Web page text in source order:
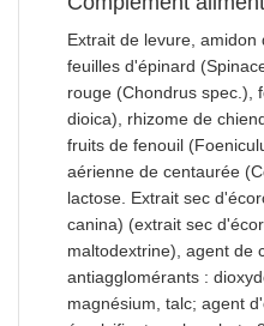
Extrait de levure, amidon
feuilles d'épinard
rouge (Chondrus spec.),
dioica), rhizome de
fruits de fenouil
aérienne de centaurée
lactose. Extrait sec
canina) (extrait sec
maltodextrine), agent de
antiagglomérants :
magnésium, talc; agent